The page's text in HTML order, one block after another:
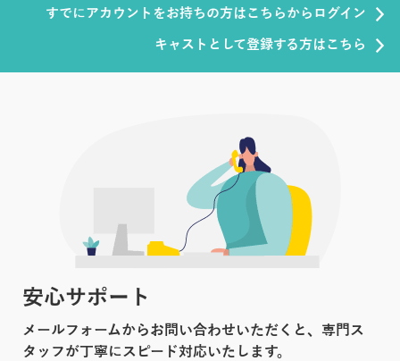
すでにアカウントをお持ちの方はこちらからログイン
キャストとして登録する方はこちら
安心サポート
メールフォームからお問い合わせいただくと、専門ス
タッフが丁寧にスピード対応いたします。